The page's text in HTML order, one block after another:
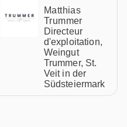
Matthias
Trummer
Directeur
d'exploitation,
Weingut
Trummer, St.
Veit in der
Südsteiermark